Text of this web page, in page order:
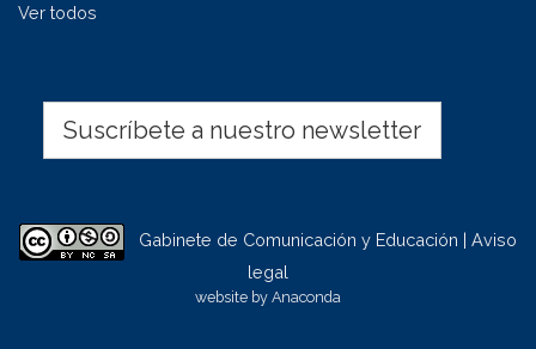
Ver todos
Suscríbete a nuestro newsletter
Gabinete de Comunicación y Educación | Aviso
legal
website by Anaconda